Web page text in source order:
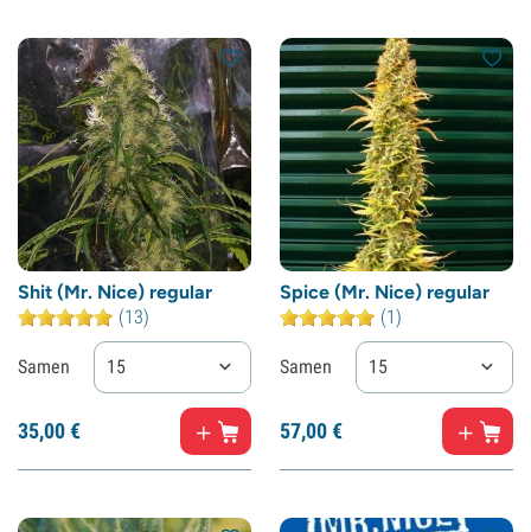
Shit (Mr. Nice) regular
(13)
Samen 15
35,00€
Spice (Mr. Nice) regular
(1)
Samen 15
57,00€